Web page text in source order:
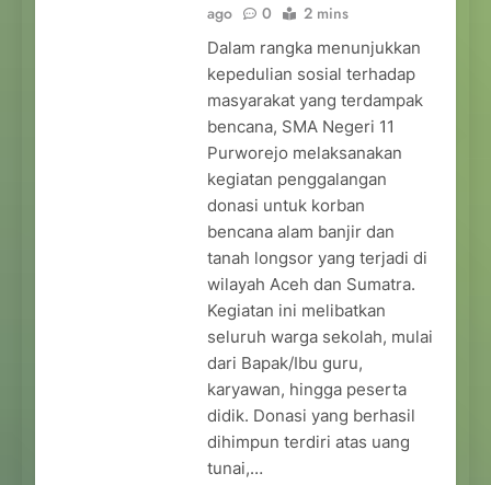
ago
0 2 mins
Dalam rangka menunjukkan
kepedulian sosial terhadap
masyarakat yang terdampak
bencana, SMA Negeri 11
Purworejo melaksanakan
kegiatan penggalangan
donasi untuk korban
bencana alam banjir dan
tanah longsor yang terjadi di
wilayah Aceh dan Sumatra.
Kegiatan ini melibatkan
seluruh warga sekolah, mulai
dari Bapak/Ibu guru,
karyawan, hingga peserta
didik. Donasi yang berhasil
dihimpun terdiri atas uang
tunai,…